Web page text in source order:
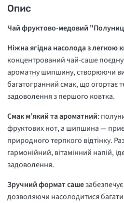
Опис
Чай фруктово-медовий
Ніжна ягідна насолода з легкою
концентрований чай-саше
ароматну шипшину, створюючи
багатогранний смак, що огортає
задоволення з першого ковтка.
Смак м’який та ароматний:
фруктових нот, а шипшина —
природного терпкого відтінку.
гармонійний, вітамінний напій,
задоволення.
Зручний формат саше
дозволяючи насолодитися